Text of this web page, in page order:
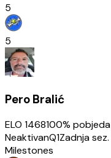
5
5
Pero Bralić
ELO 1468100% pobjeda
NeaktivanQ1Zadnja sez.
Milestones